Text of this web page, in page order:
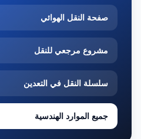
صفحة النقل الهوائي
مشروع مرجعي للنقل
سلسلة النقل في التعدين
جميع الموارد الهندسية